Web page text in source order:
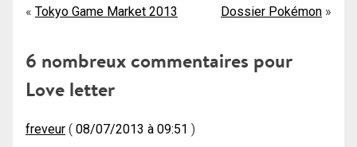
Navigation
l’article
Tokyo Game Market 2013 Dossier Pokémon
6 nombreux commentaires pour
Love letter
freveur 08/07/2013 à 09:51